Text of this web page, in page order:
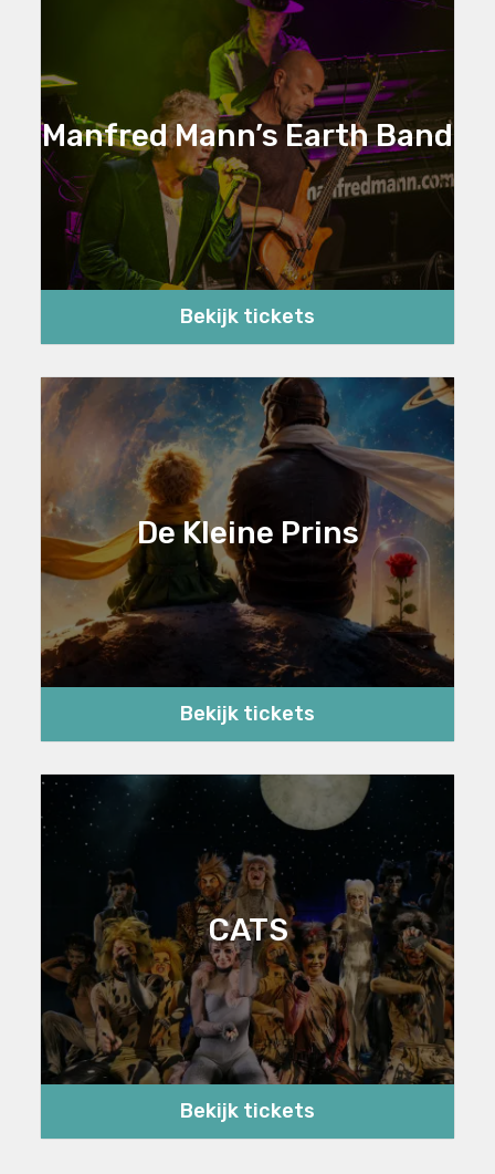
Manfred Mann’s Earth Band
Bekijk tickets
De Kleine Prins
Bekijk tickets
CATS
Bekijk tickets